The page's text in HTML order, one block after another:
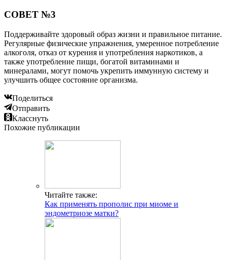
СОВЕТ №3
Поддерживайте здоровый образ жизни и правильное питание.
Регулярные физические упражнения, умеренное потребление
алкоголя, отказ от курения и употребления наркотиков, а
также употребление пищи, богатой витаминами и
минералами, могут помочь укрепить иммунную систему и
улучшить общее состояние организма.
Поделиться
Отправить
Класснуть
Похожие публикации
Читайте также:
Как применять прополис при миоме и
эндометриозе матки?